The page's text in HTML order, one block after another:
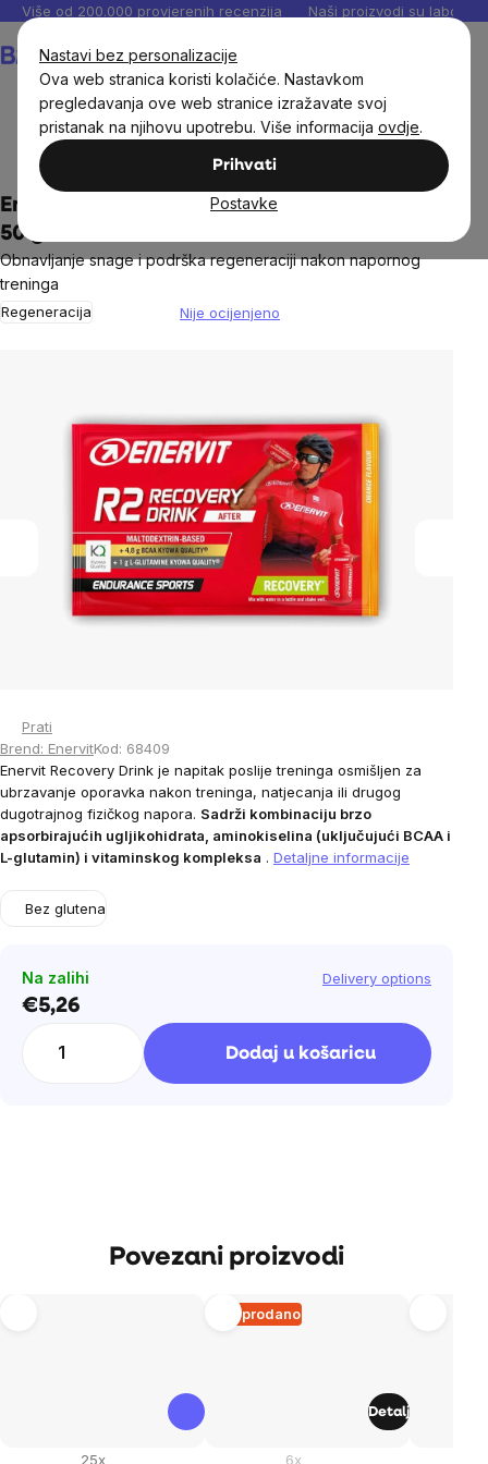
Nastavi bez personalizacije
Ova web stranica koristi kolačiće. Nastavkom
pregledavanja ove web stranice izražavate svoj
pristanak na njihovu upotrebu. Više informacija ovdje.
Prihvati
Postavke
Preskoči
sadržaj
Više od 200.000 provjerenih recenzija Naši proizvodi su
Trening i sport
Enervit R2 napitak za oporavak, naranča,
50 g
Obnavljanje snage i podrška regeneraciji nakon napornog
treninga
Regeneracija
0,0
out
5
stars.
Nije ocijenjeno
Prati
Brend: EnervitKod: 68409
Enervit Recovery Drink je napitak poslije treninga osmišljen za
ubrzavanje oporavka nakon treninga, natjecanja ili drugog
dugotrajnog fizičkog napora. Sadrži kombinaciju brzo
apsorbirajućih ugljikohidrata, aminokiselina (uključujući BCAA i
L-glutamin) i vitaminskog kompleksa . Detaljne informacije
Bez glutena
Na zalihi Delivery options
€5,26Cijena
Dodaj u košaricu
Povezani proizvodi
25x
Rasprodano
6x
Detalj